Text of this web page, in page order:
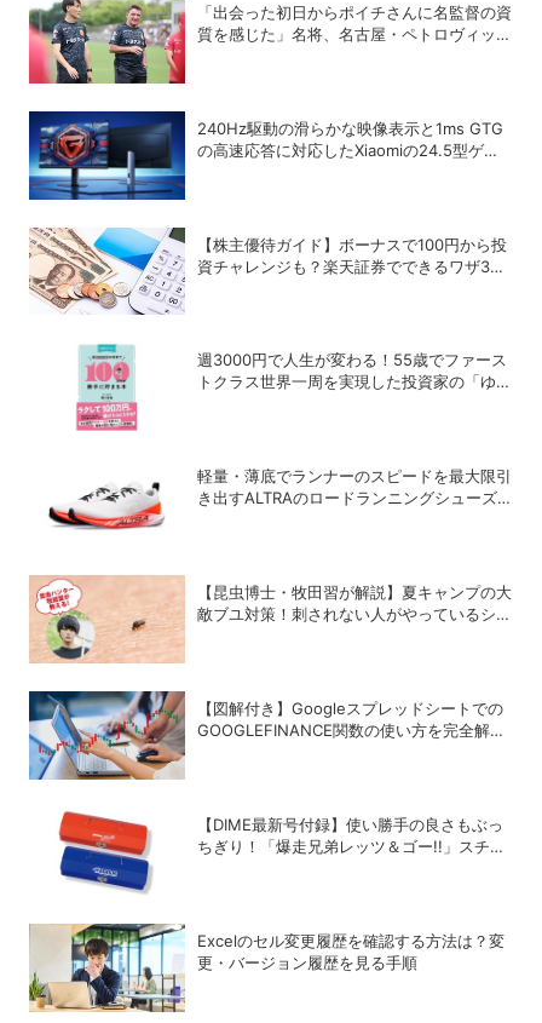
「出会った初日からポイチさんに名監督の資
質を感じた」名将、名古屋・ペトロヴィッチ
240Hz駆動の滑らかな映像表示と1ms GTG
の高速応答に対応したXiaomiの24.5型ゲー
【株主優待ガイド】ボーナスで100円から投
資チャレンジも？楽天証券でできるワザ3選
週3000円で人生が変わる！55歳でファース
トクラス世界一周を実現した投資家の「ゆる
軽量・薄底でランナーのスピードを最大限引
き出すALTRAのロードランニングシューズ
【昆虫博士・牧田習が解説】夏キャンプの大
敵ブユ対策！刺されない人がやっているシン
【図解付き】Googleスプレッドシートでの
GOOGLEFINANCE関数の使い方を完全解
【DIME最新号付録】使い勝手の良さもぶっ
ちぎり！「爆走兄弟レッツ＆ゴー!!」スチー
Excelのセル変更履歴を確認する方法は？変
更・バージョン履歴を見る手順